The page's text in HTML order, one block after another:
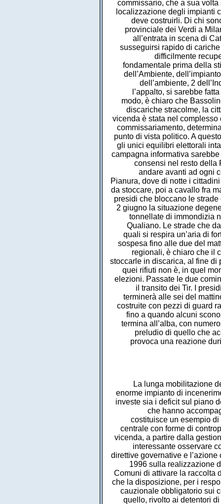
commissario, che a sua
localizzazione degli impianti
deve costruirli. Di chi
provinciale dei Verdi a
all’entrata in scena di
susseguirsi rapido di
difficilmente
fondamentale prima della
dell’Ambiente,
dell’ambiente, 2
l’appalto, si sarebbe
modo, è chiaro che
discariche stracolme, la
vicenda è stata nel
commissariamento,
punto di vista politico. A
gli unici equilibri elettorali
campagna informativa
consensi nel resto della
andare avanti ad ogni
Pianura, dove di notte i
da stoccare, poi a cavallo fra
presidi che bloccano le
2 giugno la situazione
tonnellate di immondizia
Qualiano. Le strade che
quali si respira un’aria di
sospesa fino alle due del
regionali, è chiaro che il
stoccarle in discarica, al fine di
quei rifiuti non è, in quel
elezioni. Passate le due
il transito dei Tir. I
terminerà alle sei del
costruite con pezzi di guard
fino a quando alcuni
termina all’alba, con
preludio di quello che
provoca una reazione
La lunga mobilitazione
enorme impianto di
investe sia i deficit sul piano
che hanno
costituisce un esempio
centrale con forme di
vicenda, a partire dalla
interessante osservare
direttive governative e
1996 sulla realizzazione
Comuni di attivare la raccolta
che la disposizione, per i
cauzionale obbligatorio sui
quello, rivolto ai detentori